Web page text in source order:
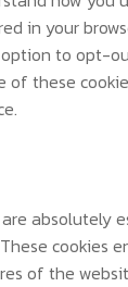
in your
to opt-
of these
are absolutely
cookies
of the